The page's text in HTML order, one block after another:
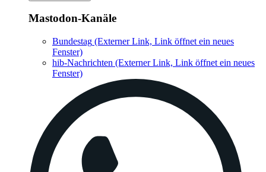
Mastodon-Kanäle
Bundestag (Externer Link, Link öffnet ein neues
Fenster)
hib-Nachrichten (Externer Link, Link öffnet ein neues
Fenster)